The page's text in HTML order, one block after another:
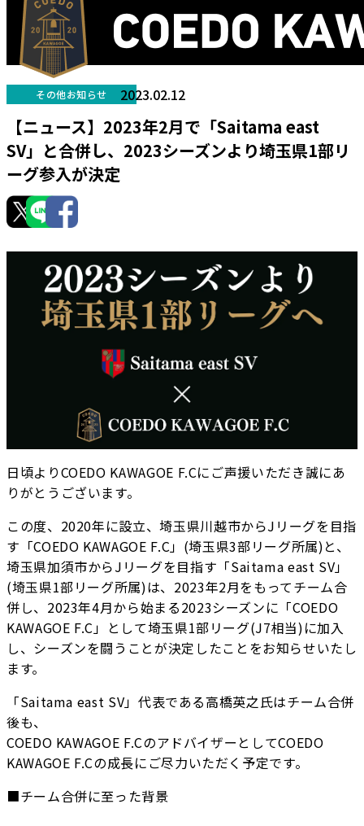
その他お知らせ 2023.02.12
【ニュース】2023年2月で「Saitama east
SV」と合併し、2023シーズンより埼玉県1部リ
ーグ参入が決定
日頃よりCOEDO KAWAGOE F.Cにご声援いただき誠にあ
りがとうございます。
この度、2020年に設立、埼玉県川越市からJリーグを目指
す「COEDO KAWAGOE F.C」(埼玉県3部リーグ所属)と、
埼玉県加須市からJリーグを目指す「Saitama east SV」
(埼玉県1部リーグ所属)は、2023年2月をもってチーム合
併し、2023年4月から始まる2023シーズンに「COEDO
KAWAGOE F.C」として埼玉県1部リーグ(J7相当)に加入
し、シーズンを闘うことが決定したことをお知らせいたし
ます。
「Saitama east SV」代表である高橋英之氏はチーム合併
後も、
COEDO KAWAGOE F.CのアドバイザーとしてCOEDO
KAWAGOE F.Cの成長にご尽力いただく予定です。
■チーム合併に至った背景